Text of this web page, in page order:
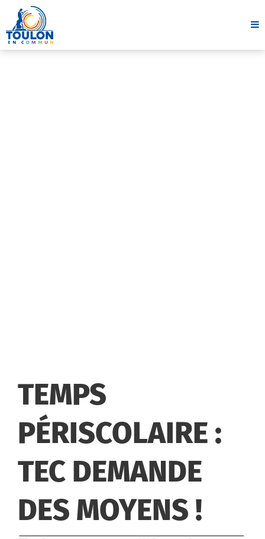
TEMPS
PÉRISCOLAIRE :
TEC DEMANDE
DES MOYENS !